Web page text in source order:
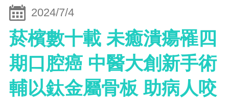
2024/7/4
菸檳數十載 未癒潰瘍罹四
期口腔癌 中醫大創新手術
輔以鈦金屬骨板 助病人咬